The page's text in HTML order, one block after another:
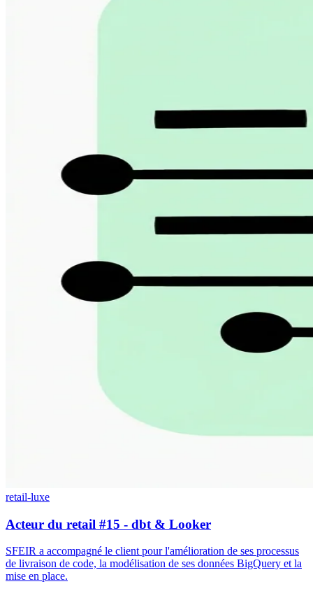
retail-luxe
Acteur du retail #15 - dbt & Looker
SFEIR a accompagné le client pour l'amélioration de ses processus
de livraison de code, la modélisation de ses données BigQuery et la
mise en place.